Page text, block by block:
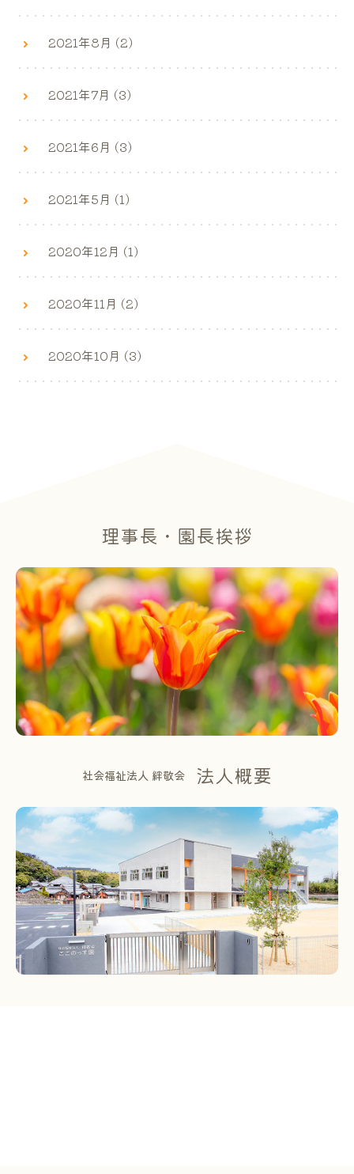
2021年8月 (2)
2021年7月 (3)
2021年6月 (3)
2021年5月 (1)
2020年12月 (1)
2020年11月 (2)
2020年10月 (3)
理事長・園長挨拶
社会福祉法人 絆敬会 法人概要